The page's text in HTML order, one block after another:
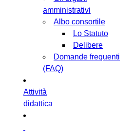
amministrativi
Albo consortile
Lo Statuto
Delibere
Domande frequenti
(FAQ)
Attività
didattica